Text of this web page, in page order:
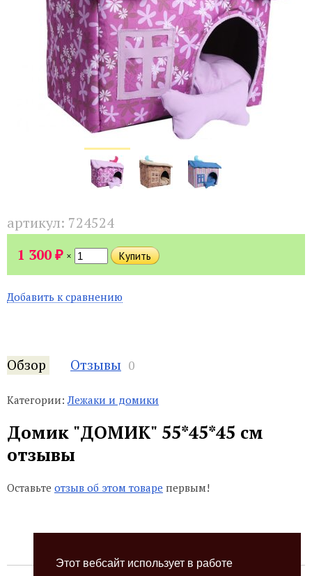
Этот вебсайт использует в работе
артикул: 724524
1 300₽ ×
Добавить к сравнению
Обзор Отзывы 0
Категории:Лежаки и домики
Домик "ДОМИК" 55*45*45 см
отзывы
Оставьте отзыв об этом товаре первым!